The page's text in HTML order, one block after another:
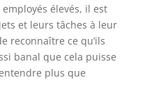
élevés, il est
et leurs tâches à leur
reconnaître ce qu’ils
banal que cela puisse
plus que